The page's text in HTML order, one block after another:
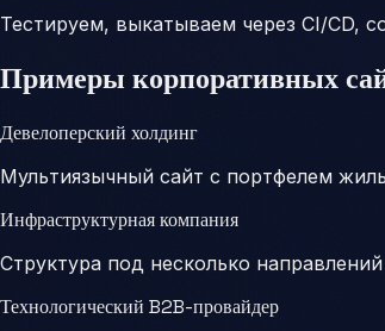
Тестируем, выкатываем через CI/CD,
Примеры корпоративных
Девелоперский холдинг
Мультиязычный сайт с портфелем
Инфраструктурная компания
Структура под несколько
Технологический B2B-провайдер